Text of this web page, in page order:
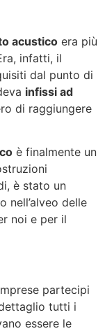
acustico era più
infatti, il
dal punto di
infissi ad
di raggiungere
è finalmente un
è stato un
nell’alveo delle
noi e per il
partecipi
tutti i
essere le